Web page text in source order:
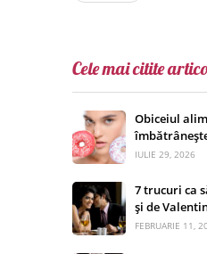
Cele mai citite
Obiceiul
IULIE 29, 2026
7 trucuri ca
și de
FEBRUARIE 11,